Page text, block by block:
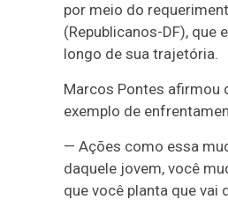
por meio do
(Republicanos-DF),
longo de sua trajetória.
Marcos Pontes afirmou
exemplo de
— Ações como essa
daquele jovem, você
que você planta que